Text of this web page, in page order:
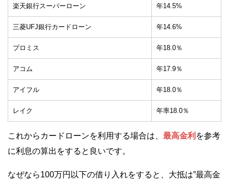
楽天銀行スーパーローン 年14.5%
三菱UFJ銀行カードローン 年14.6%
プロミス 年18.0％
アコム 年17.9％
アイフル 年18.0％
レイク 年率18.0％
これからカードローンを利用する場合は、 最高金利 を参考
に利息の算出をすると良いです。
なぜなら100万円以下の借り入れをすると、大抵は”最高金